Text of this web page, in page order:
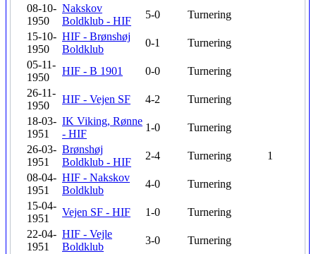
08-10-
1950
Nakskov
Boldklub - HIF
5-0
Turnering
15-10-
1950
HIF - Brønshøj
Boldklub
0-1
Turnering
05-11-
1950
HIF - B 1901 0-0
Turnering
26-11-
1950
HIF - Vejen SF 4-2
Turnering
18-03-
1951
IK Viking, Rønne
- HIF
1-0
Turnering
26-03-
1951
Brønshøj
Boldklub - HIF
2-4 Turnering
1
08-04-
1951
HIF - Nakskov
Boldklub
4-0
Turnering
15-04-
1951
Vejen SF - HIF 1-0
Turnering
22-04-
1951
HIF - Vejle
Boldklub
3-0
Turnering